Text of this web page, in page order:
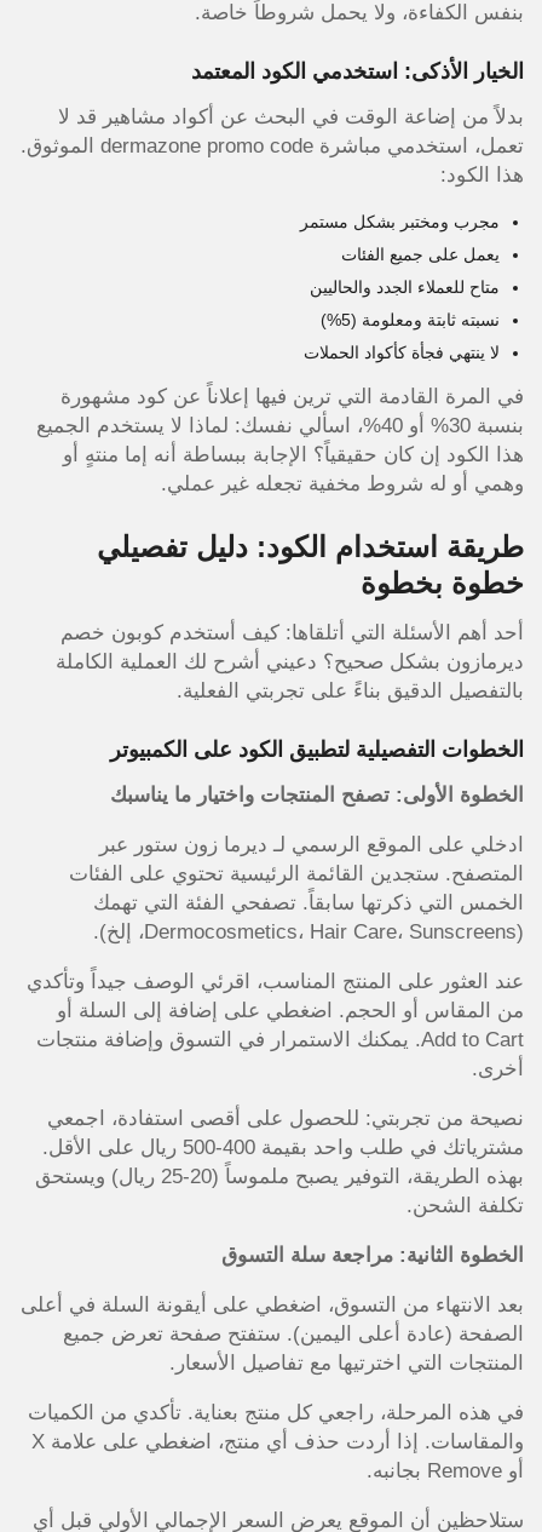
بنفس الكفاءة، ولا يحمل شروطاً خاصة.
الخيار الأذكى: استخدمي الكود المعتمد
بدلاً من إضاعة الوقت في البحث عن أكواد مشاهير قد لا
تعمل، استخدمي مباشرة dermazone promo code الموثوق.
هذا الكود:
مجرب ومختبر بشكل مستمر
يعمل على جميع الفئات
متاح للعملاء الجدد والحاليين
نسبته ثابتة ومعلومة (5%)
لا ينتهي فجأة كأكواد الحملات
في المرة القادمة التي ترين فيها إعلاناً عن كود مشهورة
بنسبة 30% أو 40%، اسألي نفسك: لماذا لا يستخدم الجميع
هذا الكود إن كان حقيقياً؟ الإجابة ببساطة أنه إما منتهٍ أو
وهمي أو له شروط مخفية تجعله غير عملي.
طريقة استخدام الكود: دليل تفصيلي
خطوة بخطوة
أحد أهم الأسئلة التي أتلقاها: كيف أستخدم كوبون خصم
ديرمازون بشكل صحيح؟ دعيني أشرح لك العملية الكاملة
بالتفصيل الدقيق بناءً على تجربتي الفعلية.
الخطوات التفصيلية لتطبيق الكود على الكمبيوتر
الخطوة الأولى: تصفح المنتجات واختيار ما يناسبك
ادخلي على الموقع الرسمي لـ ديرما زون ستور عبر
المتصفح. ستجدين القائمة الرئيسية تحتوي على الفئات
الخمس التي ذكرتها سابقاً. تصفحي الفئة التي تهمك
(Dermocosmetics، Hair Care، Sunscreens، إلخ).
عند العثور على المنتج المناسب، اقرئي الوصف جيداً وتأكدي
من المقاس أو الحجم. اضغطي على إضافة إلى السلة أو
Add to Cart. يمكنك الاستمرار في التسوق وإضافة منتجات
أخرى.
نصيحة من تجربتي: للحصول على أقصى استفادة، اجمعي
مشترياتك في طلب واحد بقيمة 400-500 ريال على الأقل.
بهذه الطريقة، التوفير يصبح ملموساً (20-25 ريال) ويستحق
تكلفة الشحن.
الخطوة الثانية: مراجعة سلة التسوق
بعد الانتهاء من التسوق، اضغطي على أيقونة السلة في أعلى
الصفحة (عادة أعلى اليمين). ستفتح صفحة تعرض جميع
المنتجات التي اخترتيها مع تفاصيل الأسعار.
في هذه المرحلة، راجعي كل منتج بعناية. تأكدي من الكميات
والمقاسات. إذا أردت حذف أي منتج، اضغطي على علامة X
أو Remove بجانبه.
ستلاحظين أن الموقع يعرض السعر الإجمالي الأولي قبل أي